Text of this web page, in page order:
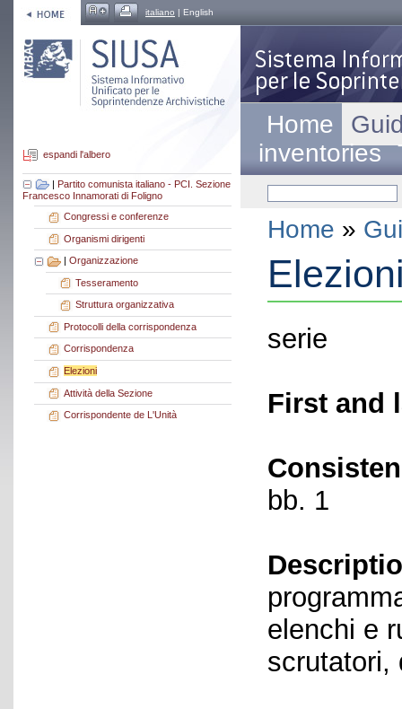
italiano | English
espandi l'albero
| Partito comunista italiano - PCI. Sezione
Francesco Innamorati di Foligno
Congressi e conferenze
Organismi dirigenti
Organizzazione
Tesseramento
Struttura organizzativa
Protocolli della corrispondenza
Corrispondenza
Elezioni
Attività della Sezione
Corrispondente de L'Unità
Home
inventories
Home »
serie
First and
bb. 1
elenchi e
scrutatori,